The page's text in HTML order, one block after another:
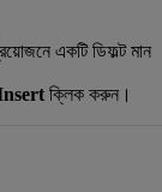
একটি ডিফল্ট মান
ক্লিক করুন।